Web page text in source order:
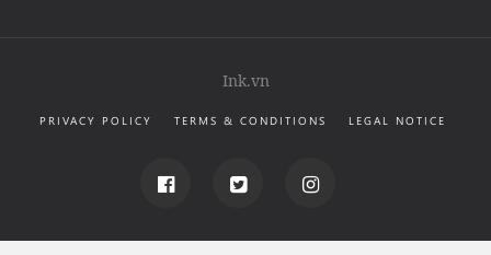
những gợi ý hình xăm sáng tạo này nhé!
ĐỌC THÊM
Ink.vn
PRIVACY POLICY TERMS & CONDITIONS LEGAL NOTICE